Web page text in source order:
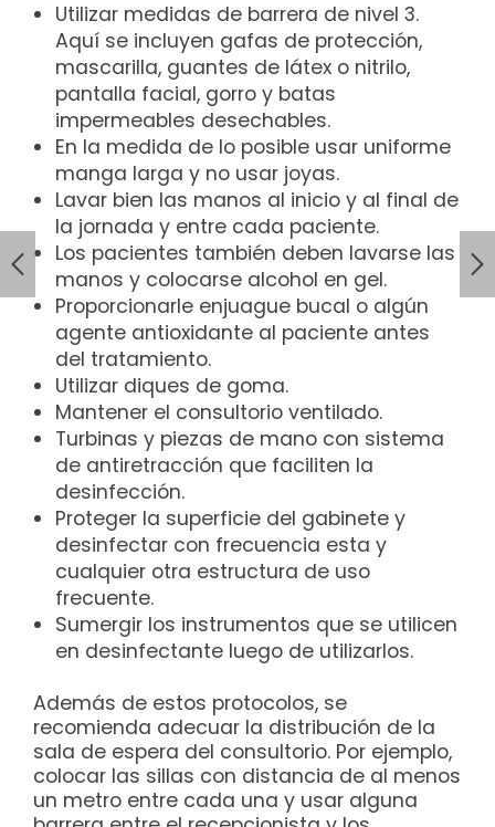
Utilizar medidas de barrera de nivel 3.
Aquí se incluyen gafas de protección,
mascarilla, guantes de látex o nitrilo,
pantalla facial, gorro y batas
impermeables desechables.
En la medida de lo posible usar uniforme
manga larga y no usar joyas.
Lavar bien las manos al inicio y al final de
la jornada y entre cada paciente.
Los pacientes también deben lavarse las
manos y colocarse alcohol en gel.
Proporcionarle enjuague bucal o algún
agente antioxidante al paciente antes
del tratamiento.
Utilizar diques de goma.
Mantener el consultorio ventilado.
Turbinas y piezas de mano con sistema
de antiretracción que faciliten la
desinfección.
Proteger la superficie del gabinete y
desinfectar con frecuencia esta y
cualquier otra estructura de uso
frecuente.
Sumergir los instrumentos que se utilicen
en desinfectante luego de utilizarlos.
Además de estos protocolos, se
recomienda adecuar la distribución de la
sala de espera del consultorio. Por ejemplo,
colocar las sillas con distancia de al menos
un metro entre cada una y usar alguna